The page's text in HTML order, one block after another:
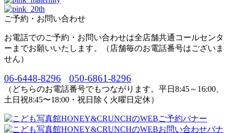
ご予約・お問い合わせ
お電話でのご予約・お問い合わせは全店舗共通コールセンタ
ーまでお願いいたします。（店舗毎のお電話番号はございま
せん）
06-6448-8296 050-6861-8296
（どちらのお電話番号でもつながります。平日8:45～16:00、
土日祝8:45〜18:00・祝日除く火曜日定休）